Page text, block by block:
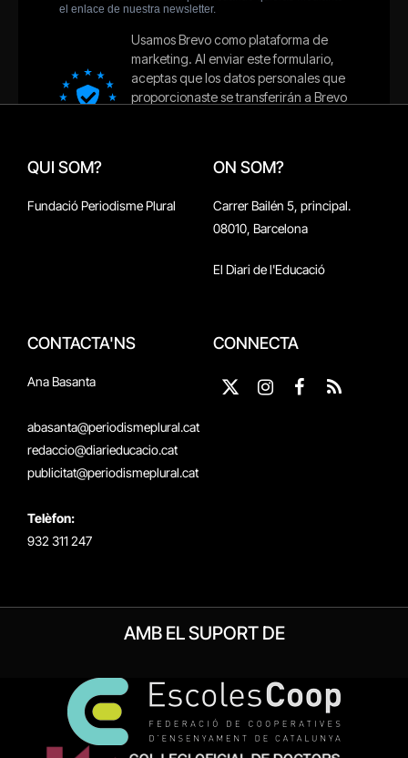
QUI SOM?
Fundació Periodisme Plural
ON SOM?
Carrer Bailén 5, principal.
08010, Barcelona
El Diari de l'Educació
CONTACTA'NS
Ana Basanta
abasanta@periodismeplural.cat
redaccio@diarieducacio.cat
publicitat@periodismeplural.cat
Telèfon:
932 311 247
CONNECTA
X
InstagramFacebook
RSS
AMB EL SUPORT DE